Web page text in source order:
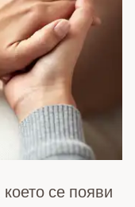
се появи